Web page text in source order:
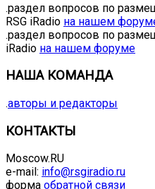
.раздел вопросов по
RSG iRadio на нашем
.раздел вопросов по
iRadio на нашем форуме
НАША КОМАНДА
.авторы и редакторы
КОНТАКТЫ
Moscow.RU
e-mail: info@rsgiradio.ru
форма обратной связи